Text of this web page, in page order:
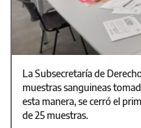
La Subsecretaría de
muestras sanguineas
esta manera, se cerró el
de 25 muestras.